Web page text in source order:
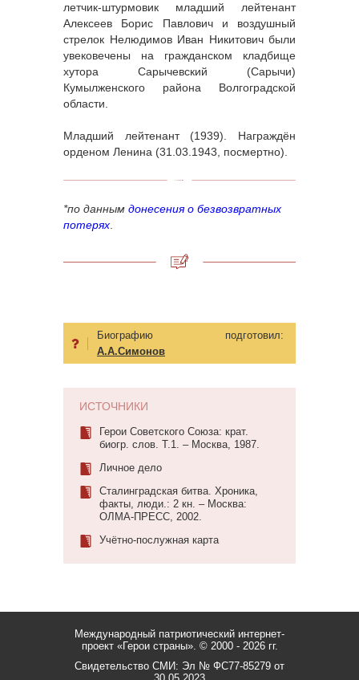
летчик-штурмовик младший лейтенант
Алексеев Борис Павлович и воздушный
стрелок Нелюдимов Иван Никитович были
увековечены на гражданском кладбище
хутора Сарычевский (Сарычи)
Кумылженского района Волгоградской
области.
Младший лейтенант (1939). Награждён
орденом Ленина (31.03.1943, посмертно).
*по данным донесения о безвозвратных
потерях.
Биографию подготовил:
А.А.Симонов
ИСТОЧНИКИ
Герои Советского Союза: крат.
биогр. слов. Т.1. – Москва, 1987.
Личное дело
Сталинградская битва. Хроника,
факты, люди.: 2 кн. – Москва:
ОЛМА-ПРЕСС, 2002.
Учётно-послужная карта
Международный патриотический интернет-
проект «Герои страны». © 2000 - 2026 гг.
Свидетельство СМИ: Эл № ФС77-85279 от